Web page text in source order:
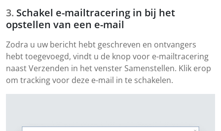
Schakel e-mailtracering in bij het
opstellen van een e-mail
Zodra u uw bericht hebt geschreven en ontvangers
hebt toegevoegd, vindt u de knop voor e-mailtracering
naast Verzenden in het venster Samenstellen. Klik erop
om tracking voor deze e-mail in te schakelen.